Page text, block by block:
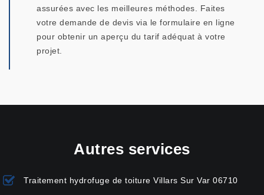
assurées avec les meilleures méthodes. Faites
votre demande de devis via le formulaire en ligne
pour obtenir un aperçu du tarif adéquat à votre
projet.
Autres services
Traitement hydrofuge de toiture Villars Sur Var 06710